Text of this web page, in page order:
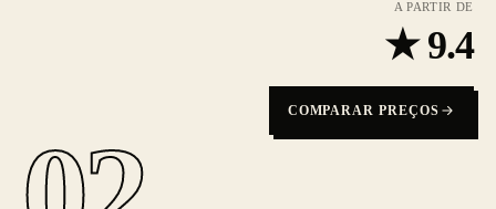
A PARTIR DE
★9.4
COMPARAR PREÇOS